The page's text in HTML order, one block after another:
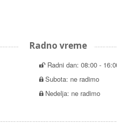
Radno vreme
Radni dan: 08:00 -
Subota: ne radimo
Nedelja: ne radimo